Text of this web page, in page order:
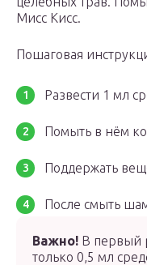
Мисс Кисс.
Пошаговая
Развести 1 мл
Помыть в нём
Поддержать
После смыть
Важно! В первый
только 0,5 мл